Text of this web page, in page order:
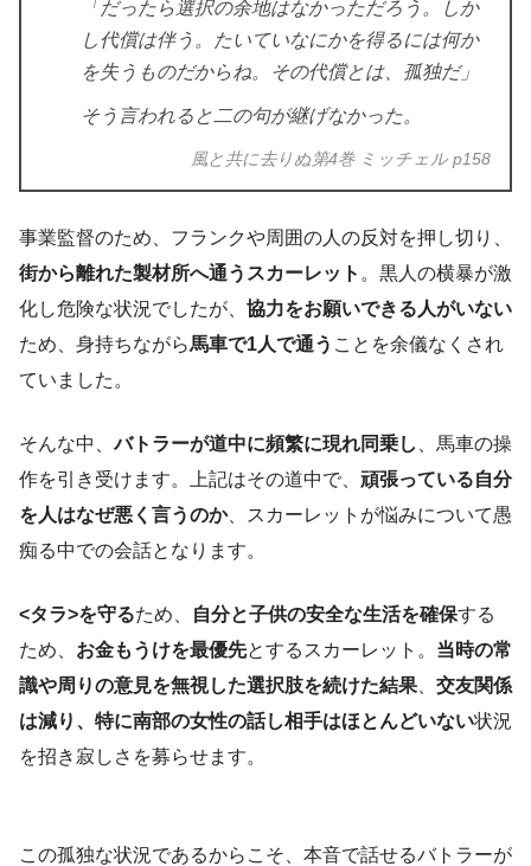
「だったら選択の余地はなかっただろう。しか
し代償は伴う。たいていなにかを得るには何か
を失うものだからね。その代償とは、孤独だ」
そう言われると二の句が継げなかった。
風と共に去りぬ第4巻 ミッチェル p158
事業監督のため、フランクや周囲の人の反対を押し切り、
街から離れた製材所へ通うスカーレット 。黒人の横暴が激
化し危険な状況でしたが、 協力をお願いできる人がいない
ため、身持ちながら馬車で1人で通う ことを余儀なくされ
ていました。
そんな中、バトラーが道中に頻繁に現れ同乗し
、馬車の操
作を引き受けます。上記はその道中で、 頑張っている自分
を人はなぜ悪く言うのか、スカーレットが悩みについて愚
痴る中での会話となります。
<タラ>を守るため、 自分と子供の安全な生活を確保する
ため、 お金もうけを最優先とするスカーレット。 当時の常
識や周りの意見を無視した選択肢を続けた結果
交友関係
は減り、特に南部の女性の話し相手はほとんどいない状況
を招き寂しさを募らせます。
この孤独な状況であるからこそ、本音で話せるバトラーが